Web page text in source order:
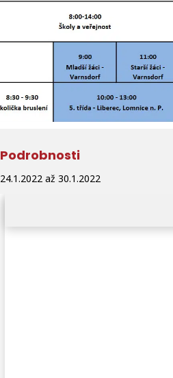
Podrobnosti
24.1.2022 až 30.1.2022